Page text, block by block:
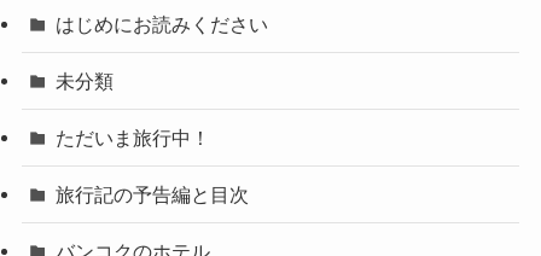
はじめにお読みください
未分類
ただいま旅行中！
旅行記の予告編と目次
バンコクのホテル